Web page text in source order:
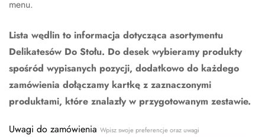
menu.
Lista wędlin to informacja dotycząca asortymentu
Delikatesów Do Stołu. Do desek wybieramy produkty
spośród wypisanych pozycji, dodatkowo do każdego
zamówienia dołączamy kartkę z zaznaczonymi
produktami, które znalazły w przygotowanym zestawie.
Uwagi do zamówienia Wpisz swoje preferencje oraz uwagi